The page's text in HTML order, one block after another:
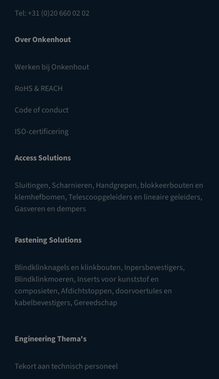
Tel: +31 (0)20 660 02 02
Over Onkenhout
Werken bij Onkenhout
RoHS & REACH
Code of conduct
ISO-certificering
Access Solutions
Sluitingen, Scharnieren, Handgrepen, blokkeerbouten en
klemhefbomen,Telescoopgeleiders en lineaire geleiders,
Gasveren en dempers
Fastening Solutions
Blindklinknagels en klinkbouten, Inpersbevestigers,
Blindklinkmoeren, Inserts voor kunststof en
composieten,Afdichtstoppen, doorvoertules en
kabelbevestigers, Gereedschap
Engineering Thema's
Tekort aan technisch personeel